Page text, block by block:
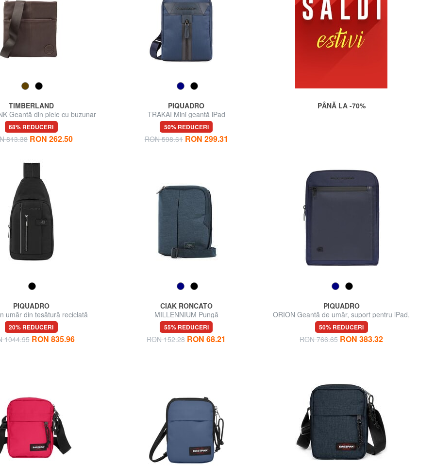
TIMBERLAND
Geantă din piele cu buzunar
68% REDUCERI
813.38 RON 262.50
PIQUADRO
TRAKAI Mini geantă iPad
50% REDUCERI
RON 598.61 RON 299.31
PÂNĂ LA -70%
PIQUADRO
umăr din țesătură reciclată
20% REDUCERI
1044.95 RON 835.96
CIAK RONCATO
MILLENNIUM Pungă
55% REDUCERI
RON 152.28 RON 68.21
PIQUADRO
ORION Geantă de umăr, suport pentru iPad,
piele mixtă
50% REDUCERI
RON 766.65 RON 383.32